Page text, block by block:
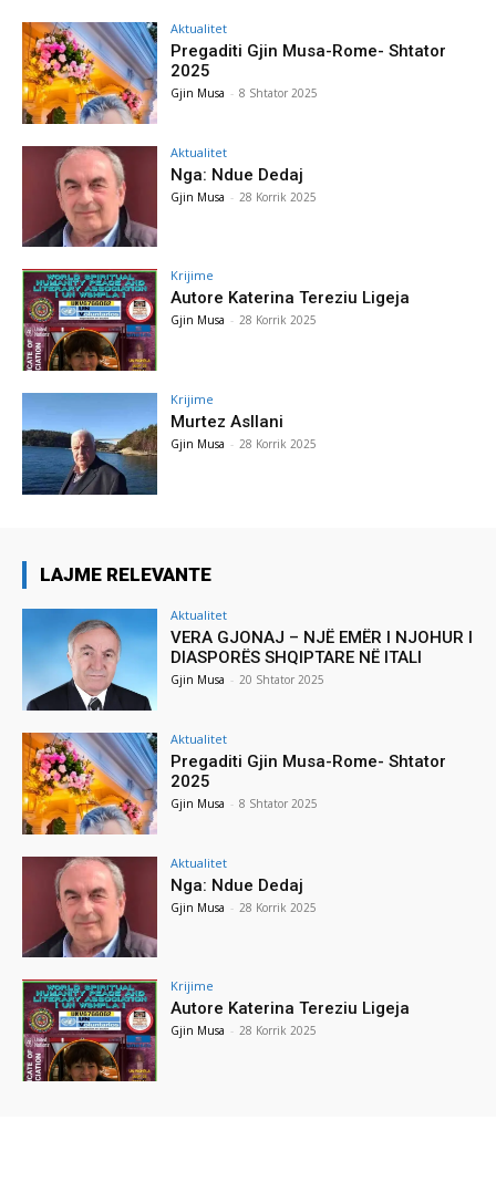
Aktualitet
Pregaditi Gjin Musa-Rome- Shtator
2025
Gjin Musa - 8 Shtator 2025
Aktualitet
Nga: Ndue Dedaj
Gjin Musa - 28 Korrik 2025
Krijime
Autore Katerina Tereziu Ligeja
Gjin Musa - 28 Korrik 2025
Krijime
Murtez Asllani
Gjin Musa - 28 Korrik 2025
LAJME RELEVANTE
Aktualitet
VERA GJONAJ – NJË EMËR I NJOHUR I
DIASPORËS SHQIPTARE NË ITALI
Gjin Musa - 20 Shtator 2025
Aktualitet
Pregaditi Gjin Musa-Rome- Shtator
2025
Gjin Musa - 8 Shtator 2025
Aktualitet
Nga: Ndue Dedaj
Gjin Musa - 28 Korrik 2025
Krijime
Autore Katerina Tereziu Ligeja
Gjin Musa - 28 Korrik 2025